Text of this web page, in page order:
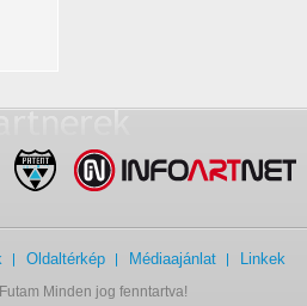
Oldaltérkép Médiaajánlat Linkek
Minden jog fenntartva!